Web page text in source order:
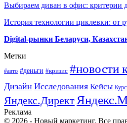
Выбираем диван в офис: критерии
История технологии циклевки: от
Digital-рынки Беларуси,
Метки
#авто #деньги #кризис #новости
Дизайн Исследования Кейсы
Яндекс.Директ
Реклама
© 2026 - Новый маркетинг. Все